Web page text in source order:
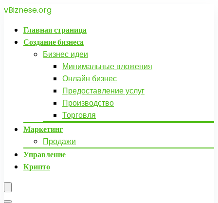
vBiznese.org
Главная страница
Создание бизнеса
Бизнес идеи
Минимальные вложения
Онлайн бизнес
Предоставление услуг
Производство
Торговля
Маркетинг
Продажи
Управление
Крипто